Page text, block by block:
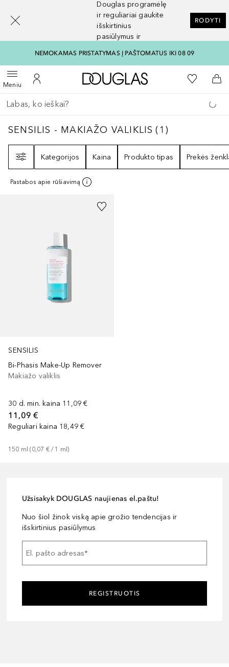
Douglas programėlę
ir reguliariai gaukite
išskirtinius
pasiūlymus ir
RODYTI
NEMOKAMAS PRISTATYMAS Į PAŠTOMATUS IKI 08 09
MeniuAtidaryti meniuĮ mano paskyrą
Į Douglas pagrindinį
Į mano
Į
Grįžk atgal
Vykdykite paiešką
SENSILIS - MAKIAŽO VALIKLIS 1
SENSILIS - MAKIAŽO VALIKLIS ( 1 )
Kategorijos
Kaina Produkto tipas Prekės
Pastabos apie rūšiavimą
SENSILIS
Bi-Phasis Make-Up Remover
Makiažo valiklis
30 d. min. kaina 11,09 €
11,09 €
Reguliari kaina 18,49 €
150 ml (0,07 € / 1 ml)
Užsisakyk DOUGLAS naujienas el.paštu!
Nuo šiol žinok viską apie grožio tendencijas ir
išskirtinius pasiūlymus
El. pašto adresas*
REGISTRUOTIS
[navigation.slideout.screenreader]